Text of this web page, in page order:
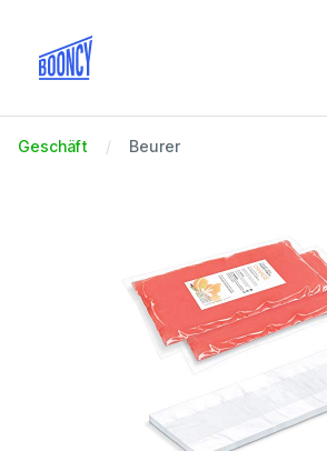
Geschäft Beurer